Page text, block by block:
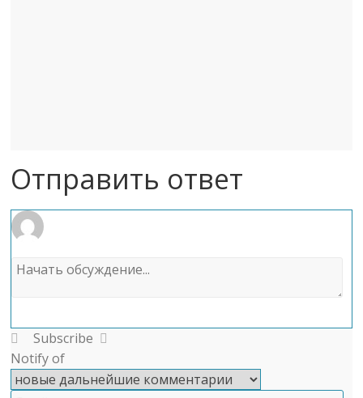
Отправить ответ
Subscribe
Notify of